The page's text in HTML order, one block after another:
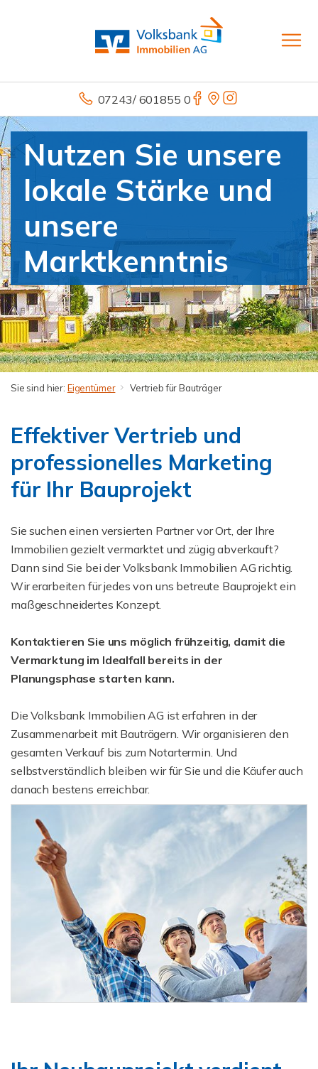
07243/ 601855 0
Nutzen Sie unsere
lokale Stärke und
unsere
Marktkenntnis
Sie sind hier: Eigentümer Vertrieb für Bauträger
Effektiver Vertrieb und
professionelles Marketing
für Ihr Bauprojekt
Sie suchen einen versierten Partner vor Ort, der Ihre
Immobilien gezielt vermarktet und zügig abverkauft?
Dann sind Sie bei der Volksbank Immobilien AG richtig.
Wir erarbeiten für jedes von uns betreute Bauprojekt ein
maßgeschneidertes Konzept.
Kontaktieren Sie uns möglich frühzeitig, damit die
Vermarktung im Idealfall bereits in der
Planungsphase starten kann.
Die Volksbank Immobilien AG ist erfahren in der
Zusammenarbeit mit Bauträgern. Wir organisieren den
gesamten Verkauf bis zum Notartermin. Und
selbstverständlich bleiben wir für Sie und die Käufer auch
danach bestens erreichbar.